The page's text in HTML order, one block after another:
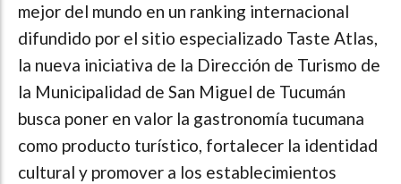
mejor del mundo en un ranking internacional
difundido por el sitio especializado Taste Atlas,
la nueva iniciativa de la Dirección de Turismo de
la Municipalidad de San Miguel de Tucumán
busca poner en valor la gastronomía tucumana
como producto turístico, fortalecer la identidad
cultural y promover a los establecimientos